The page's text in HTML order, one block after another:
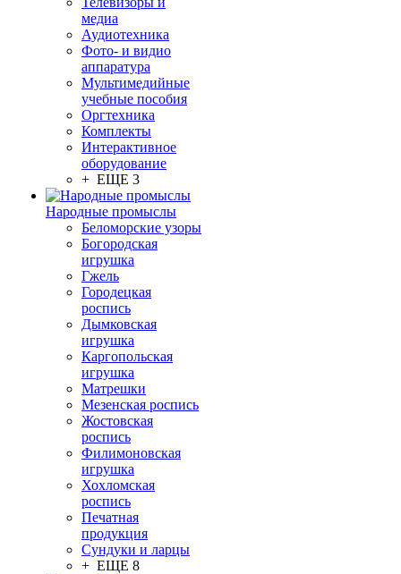
медиа
Аудиотехника
Фото- и видио
аппаратура
Мультимедийные
учебные пособия
Оргтехника
Комплекты
Интерактивное
оборудование
+ ЕЩЕ 3
Народные промыслы
Беломорские узоры
Богородская
игрушка
Гжель
Городецкая
роспись
Дымковская
игрушка
Каргопольская
игрушка
Матрешки
Мезенская роспись
Жостовская
роспись
Филимоновская
игрушка
Хохломская
роспись
Печатная
продукция
Сундуки и ларцы
+ ЕЩЕ 8